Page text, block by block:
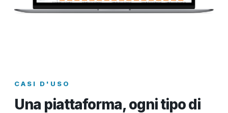
CASI D'USO
Una piattaforma, ogni tipo di